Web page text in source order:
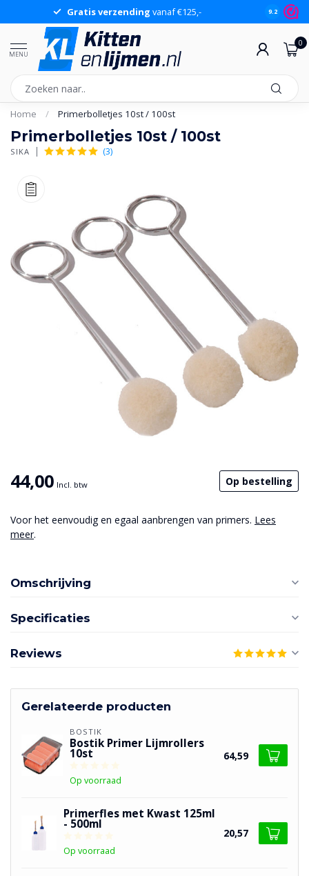
Gratis verzending vanaf €125,- 9.2
MENU
0
Home / Primerbolletjes 10st / 100st
Primerbolletjes 10st / 100st
SIKA (3)
44,00 Incl. btw Op bestelling
Voor het eenvoudig en egaal aanbrengen van primers. Lees
meer.
Omschrijving
Specificaties
Reviews
Gerelateerde producten
BOSTIK
Bostik Primer Lijmrollers
10st
Op voorraad
64,59
Primerfles met Kwast 125ml
- 500ml
Op voorraad
20,57